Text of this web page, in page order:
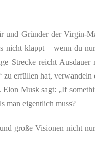
und Gründer der Virgin-
nicht klappt – wenn du
Strecke reicht Ausdauer
erfüllen hat, verwandeln
Musk sagt: „If
man eigentlich muss?
große Visionen nicht